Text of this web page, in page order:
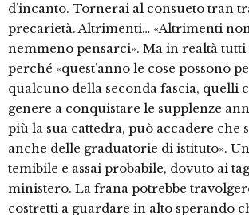
d’incanto. Tornerai al consueto tran
precarietà. Altrimenti… «Altrimenti
nemmeno pensarci». Ma in realtà tutti
perché «quest’anno le cose possono
qualcuno della seconda fascia, quelli
genere a conquistare le supplenze
più la sua cattedra, può accadere che
anche delle graduatorie di istituto».
temibile e assai probabile, dovuto ai
ministero. La frana potrebbe
costretti a guardare in alto sperando